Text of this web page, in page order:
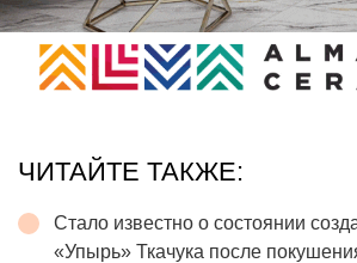
ЧИТАЙТЕ ТАКЖЕ:
Стало известно о состоянии
«Упырь» Ткачука после